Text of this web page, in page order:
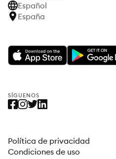
Español
España
SÍGUENOS
Política de privacidad
Condiciones de uso